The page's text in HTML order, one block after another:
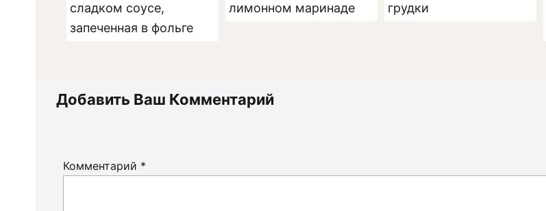
сладком соусе,
запеченная в фольге
лимонном маринаде
грудки
Добавить Ваш Комментарий
Комментарий *